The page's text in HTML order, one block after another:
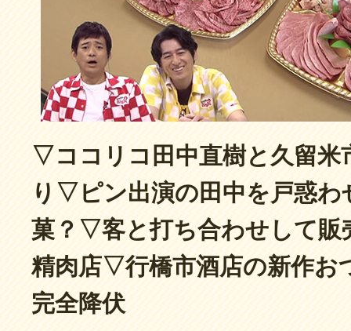
▽ココリコ田中直樹と久留米
り▽ピン出演の田中を戸惑わ
菓？▽客と打ち合わせして販
精肉店▽行橋市酒店の新作お
完全降伏